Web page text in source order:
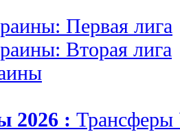
Первая лига
Вторая лига
2026 :